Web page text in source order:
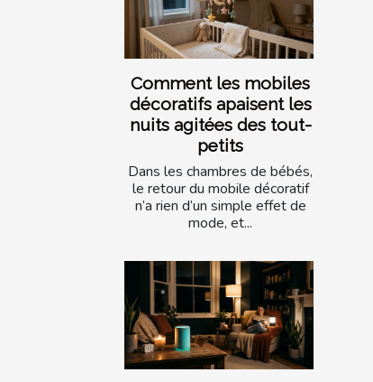
Comment les mobiles
décoratifs apaisent les
nuits agitées des tout-
petits
Dans les chambres de bébés,
le retour du mobile décoratif
n’a rien d’un simple effet de
mode, et...